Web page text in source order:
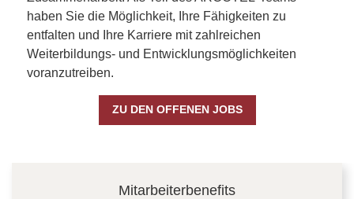
haben Sie die Möglichkeit, Ihre Fähigkeiten zu
entfalten und Ihre Karriere mit zahlreichen
Weiterbildungs- und Entwicklungsmöglichkeiten
voranzutreiben.
ZU DEN OFFENEN JOBS
Mitarbeiterbenefits